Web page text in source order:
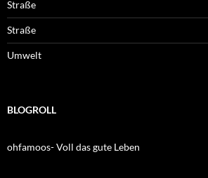
Straße
Straße
Umwelt
BLOGROLL
ohfamoos- Voll das gute Leben